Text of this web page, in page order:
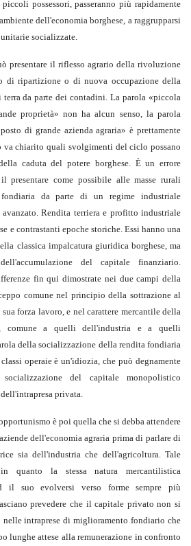
possessori, passeranno più rapidamente
dell'economia borghese, a raggrupparsi
socializzate.
presentare il riflesso agrario della rivoluzione
di ripartizione o di nuova occupazione della
terra da parte dei contadini. La parola «piccola
proprietà» non ha alcun senso, la parola
di grande azienda agraria» è prettamente
va chiarito quali svolgimenti del ciclo possano
caduta del potere borghese. È un errore
presentare come possibile alle masse rurali
da parte di un regime industriale
Rendita terriera e profitto industriale
e contrastanti epoche storiche. Essi hanno una
classica impalcatura giuridica borghese, ma
del capitale finanziario.
fin qui dimostrate nei due campi della
comune nel principio della sottrazione al
forza lavoro, e nel carattere mercantile della
comune a quelli dell'industria e a quelli
della socializzazione della rendita fondiaria
operaie è un'idiozia, che può degnamente
del capitale monopolistico
privata.
è poi quella che si debba attendere
dell'economia agraria prima di parlare di
sia dell'industria che dell'agricoltura. Tale
quanto la stessa natura mercantilistica
il suo evolversi verso forme sempre più
prevedere che il capitale privato non si
nelle intraprese di miglioramento fondiario che
lunghe attese alla remunerazione in confronto